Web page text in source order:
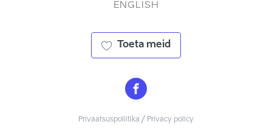
ENGLISH
Toeta meid
Privaatsuspoliitika / Privacy policy